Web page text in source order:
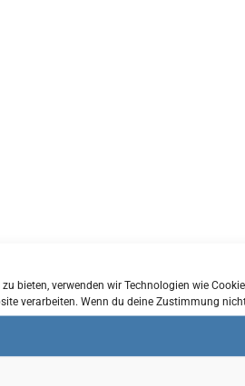
bieten, verwenden wir Technologien wie
verarbeiten. Wenn du deine Zustimmung